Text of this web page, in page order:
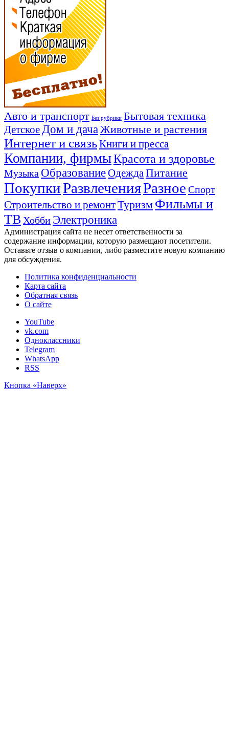
Авто и транспорт Без рубрики Бытовая техника
Детское Дом и дача Животные и растения
Интернет и связьКниги и пресса
Компании, фирмыКрасота и здоровье
Музыка ОбразованиеОдежда Питание
ПокупкиРазвлеченияРазное Спорт
Строительство и ремонтТуризм Фильмы и
ТВ Хобби Электроника
Администрация сайта не несет ответственности за
содержание информации, которую размещают посетители.
Оставьте отзыв о компании, либо разместите новую компанию
для обсуждения.
Политика конфиденциальности
Карта сайта
Обратная связь
О сайте
YouTube
vk.com
Одноклассники
Telegram
WhatsApp
RSS
Кнопка «Наверх»